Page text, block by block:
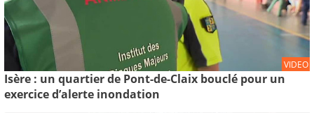
VIDEO
Isère : un quartier de Pont-de-Claix bouclé pour un
exercice d’alerte inondation